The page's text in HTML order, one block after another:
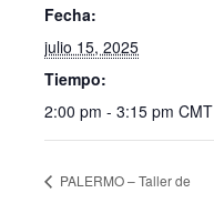
Fecha:
julio 15, 2025
Tiempo:
2:00 pm - 3:15 pm CMT
PALERMO – Taller de